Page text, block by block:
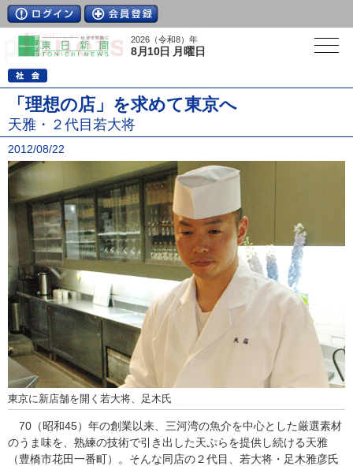
2026（令和8）年
8月10日 月曜日
「理想の店」を求めて東京へ
天雅・２代目若大将
2012/08/22
東京に新店舗を開く若大将、足木氏
70（昭和45）年の創業以来、三河湾の魚介を中心とした厳選素材
のうま味を、熟練の技術で引き出した天ぷらを提供し続ける天雅
（豊橋市花田一番町）。そんな同店の２代目、若大将・足木雅彦氏